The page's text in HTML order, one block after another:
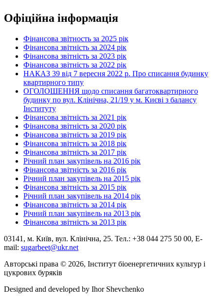
Офіційна інформація
Фінансова звітность за 2025 рік
Фінансова звітність за 2024 рік
Фінансова звітність за 2023 рік
Фінансова звітність за 2022 рік
НАКАЗ 39 від 7 вересня 2022 р. Про списання будинку
квартирного типу
ОГОЛОШЕННЯ щодо списання багатоквартирного
будинку по вул. Клінічна, 21/19 у м. Києві з балансу
Інституту
Фінансова звітність за 2021 рік
Фінансова звітність за 2020 рік
Фінансова звітність за 2019 рік
Фінансова звітність за 2018 рік
Фінансова звітність за 2017 рік
Річний план закупівель на 2016 рік
Фінансова звітність за 2016 рік
Річний план закупівель на 2015 рік
Фінансова звітність за 2015 рік
Річний план закупівель на 2014 рік
Фінансова звітність за 2014 рік
Річний план закупівель на 2013 рік
Фінансова звітність за 2013 рік
03141, м. Київ, вул. Клінічна, 25. Тел.: +38 044 275 50 00, E-
mail: sugarbeet@ukr.net
Авторські права © 2026, Інститут біоенергетичних культур і
цукрових буряків
Designed and developed by Ihor Shevchenko